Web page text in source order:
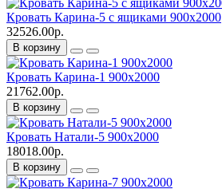
Кровать Карина-5 с ящиками 900х2000
32526.00р.
В корзину
Кровать Карина-1 900х2000
21762.00р.
В корзину
Кровать Натали-5 900х2000
18018.00р.
В корзину